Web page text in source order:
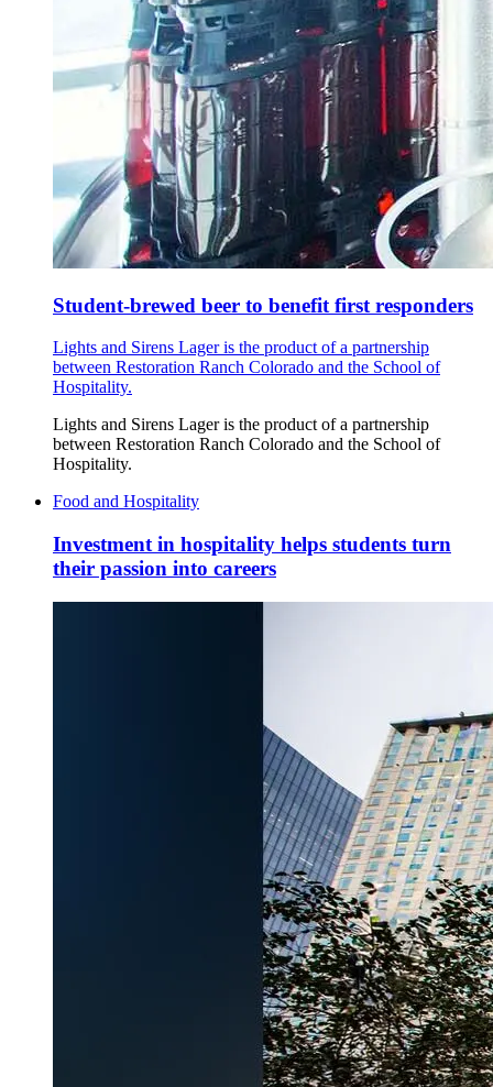
Student-brewed beer to benefit first responders
Lights and Sirens Lager is the product of a partnership
between Restoration Ranch Colorado and the School of
Hospitality.
Lights and Sirens Lager is the product of a partnership
between Restoration Ranch Colorado and the School of
Hospitality.
Food and Hospitality
Investment in hospitality helps students turn
their passion into careers